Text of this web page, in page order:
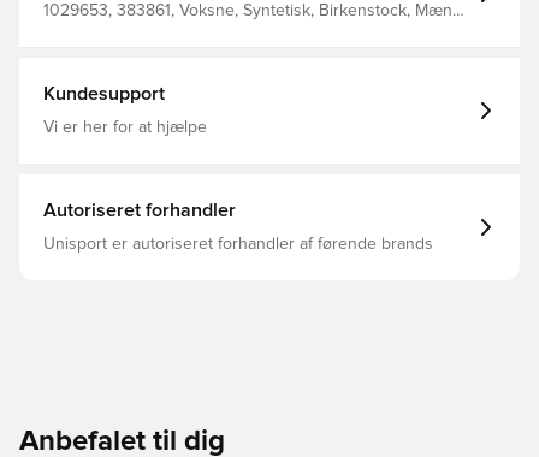
hudvenligt og byder på den velkendte BIRKENSTOCK
1029653, 383861, Voksne, Syntetisk, Birkenstock, Mænd,
Kundesupport
Vi er her for at hjælpe
Autoriseret forhandler
Unisport er autoriseret forhandler af førende brands
Anbefalet til dig